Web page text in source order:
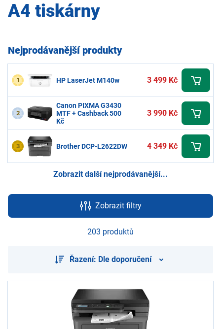
A4 tiskárny
Nejprodávanější produkty
1 HP LaserJet M140w 3 499 Kč
2
Canon PIXMA G3430
MTF + Cashback 500
Kč
3 990 Kč
3 Brother DCP-L2622DW 4 349 Kč
Zobrazit další nejprodávanější...
Zobrazit filtry
203 produktů
Řazení: Dle doporučení